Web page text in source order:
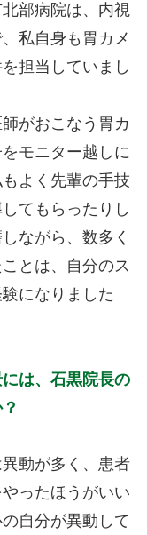
部病院は、内視
私自身も胃カメ
担当していまし
がおこなう胃カ
モニター越しに
よく先輩の手技
てもらったりし
ながら、数多く
とは、自分のス
になりました
は、石黒院長の
動が多く、患者
ったほうがいい
自分が異動して